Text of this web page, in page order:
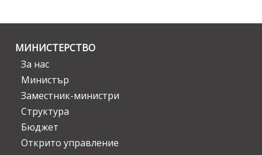
МИНИСТЕРСТВО
За нас
Министър
Заместник-министри
Структура
Бюджет
Открито управление